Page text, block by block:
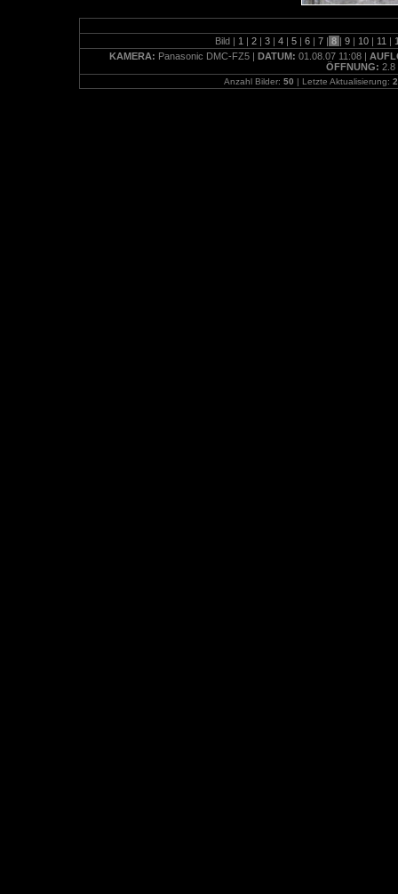
Bild | 1 | 2 | 3 | 4 | 5 | 6 | 7 | 8 | 9 | 10 | 11 |
KAMERA: Panasonic DMC-FZ5 | DATUM: 01.08.07 11:08 |
ÖFFNUNG:
Anzahl Bilder: 50 | Letzte Aktualisierung: